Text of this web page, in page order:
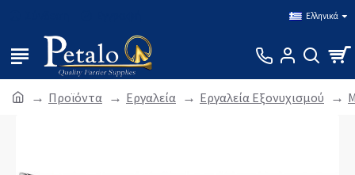
Ελληνικά
Προϊόντα Εργαλεία Εργαλεία Εξονυχισμού